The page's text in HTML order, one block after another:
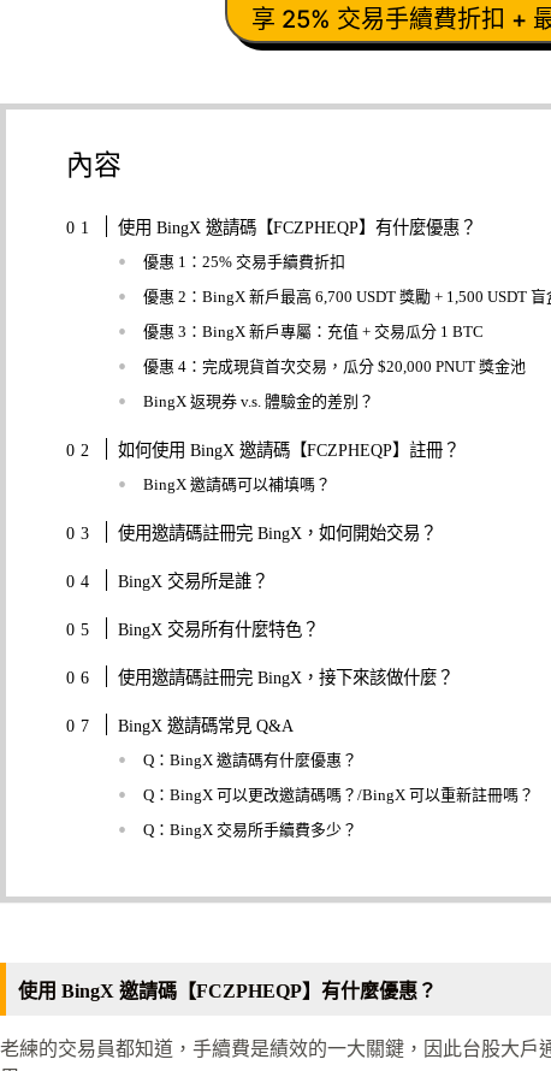
享 25% 交易手續費折扣 +
內容
使用 BingX 邀請碼【FCZPHEQP】有什麼優惠？
優惠 1：25% 交易手續費折扣
優惠 2：BingX 新戶最高 6,700 USDT 獎勵 + 1,500 USDT 盲
優惠 3：BingX 新戶專屬：充值 + 交易瓜分 1 BTC
優惠 4：完成現貨首次交易，瓜分 $20,000 PNUT 獎金池
BingX 返現券 v.s. 體驗金的差別？
如何使用 BingX 邀請碼【FCZPHEQP】註冊？
BingX 邀請碼可以補填嗎？
使用邀請碼註冊完 BingX，如何開始交易？
BingX 交易所是誰？
BingX 交易所有什麼特色？
使用邀請碼註冊完 BingX，接下來該做什麼？
BingX 邀請碼常見 Q&A
Q：BingX 邀請碼有什麼優惠？
Q：BingX 可以更改邀請碼嗎？/BingX 可以重新註冊嗎？
Q：BingX 交易所手續費多少？
使用 BingX 邀請碼【FCZPHEQP】有什麼優惠？
老練的交易員都知道，手續費是績效的一大關鍵，因此台股大